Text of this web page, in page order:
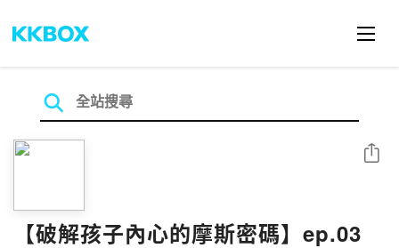
【破解孩子內心的摩斯密碼】ep.03
分享